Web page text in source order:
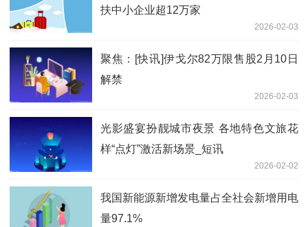
扶中小企业超12万家
2026-02-03
聚焦：[快讯]伊戈尔82万限售股2月10日
解禁
2026-02-03
光影盛宴扮靓城市夜景 各地特色文旅花
样“点灯”激活新场景_短讯
2026-02-02
我国新能源新增发电量占全社会新增用电
量97.1%